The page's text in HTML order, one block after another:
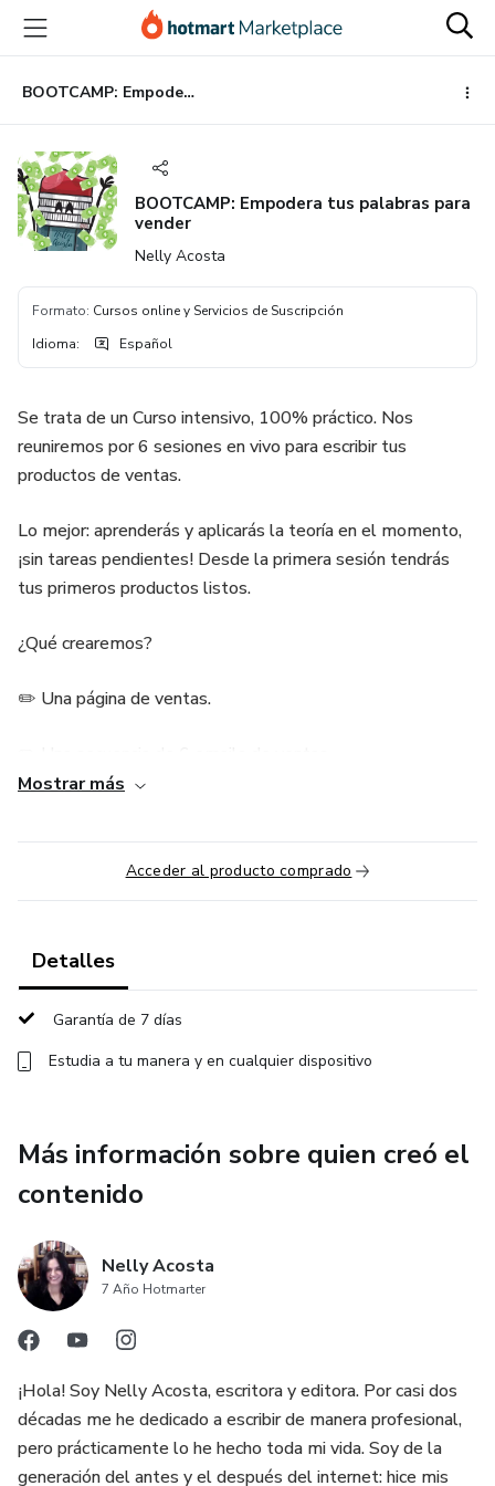
principal
página
de
página
BOOTCAMP: Empodera tus palabras para vender
BOOTCAMP: Empodera tus palabras para
vender
Nelly Acosta
Formato: Cursos online y Servicios de Suscripción
Idioma: Español
Se trata de un Curso intensivo, 100% práctico. Nos
reuniremos por 6 sesiones en vivo para escribir tus
productos de ventas.
Lo mejor: aprenderás y aplicarás la teoría en el momento,
¡sin tareas pendientes! Desde la primera sesión tendrás
tus primeros productos listos.
¿Qué crearemos?
✏️ Una página de ventas.
✏️ Una página de gracias personalizada.
sin contratar herramientas costosas o difíciles de operar
✏️ Tendrás también una Metodología probada para
organizar todo tu embudo de ventas.
✔️ Si quieres vender algo: Libros, cursos, mentorías,
productos físicos (¡lo que sea!) y no sabes cómo
✔️ Si no has tenido ventas: Has vendido antes y no logras
resultados
✔️ Si tienes poco tiempo: No tienes suficiente tiempo para
✔️ Si quieres fortalecer tus habilidades: No sabes cómo
utilizar tu escritura para vender y quieres aprender.
Mostrar más
Acceder al producto comprado
Detalles
Garantía de 7 días
Estudia a tu manera y en cualquier dispositivo
Más información sobre quien creó el
contenido
Nelly Acosta
7 Año Hotmarter
¡Hola! Soy Nelly Acosta, escritora y editora. Por casi dos
décadas me he dedicado a escribir de manera profesional,
pero prácticamente lo he hecho toda mi vida. Soy de la
generación del antes y el después del internet: hice mis